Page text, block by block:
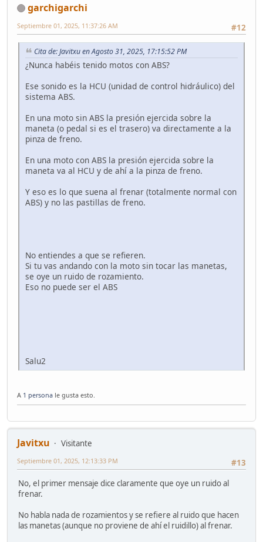
garchigarchi
#12
Septiembre 01, 2025, 11:37:26 AM
Cita de: Javitxu en Agosto 31, 2025, 17:15:52 PM
¿Nunca habéis tenido motos con ABS?
Ese sonido es la HCU (unidad de control hidráulico) del
sistema ABS.
En una moto sin ABS la presión ejercida sobre la
maneta (o pedal si es el trasero) va directamente a la
pinza de freno.
En una moto con ABS la presión ejercida sobre la
maneta va al HCU y de ahí a la pinza de freno.
Y eso es lo que suena al frenar (totalmente normal con
ABS) y no las pastillas de freno.
No entiendes a que se refieren.
Si tu vas andando con la moto sin tocar las manetas,
se oye un ruido de rozamiento.
Eso no puede ser el ABS
Salu2
A 1 persona le gusta esto.
Javitxu
Visitante
#13
Septiembre 01, 2025, 12:13:33 PM
No, el primer mensaje dice claramente que oye un ruido al
frenar.
No habla nada de rozamientos y se refiere al ruido que hacen
las manetas (aunque no proviene de ahí el ruidillo) al frenar.